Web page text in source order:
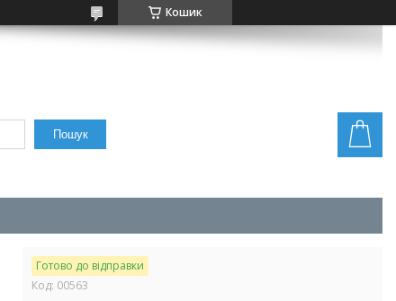
Кошик
Пошук
Готово до відправки
Код: 00563